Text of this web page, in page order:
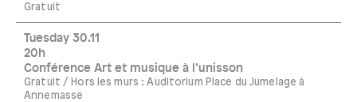
Gratuit
Tuesday 30.11
20h
Conférence Art et musique à l’unisson
Gratuit / Hors les murs : Auditorium Place du Jumelage à
Annemasse